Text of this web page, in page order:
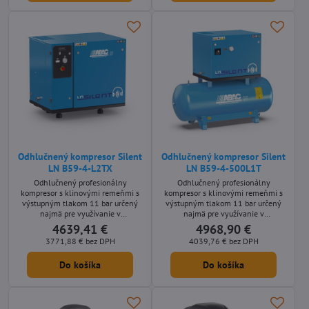
Odhlučnený kompresor Silent
LN B59-4-L2TX
Odhlučnený profesionálny
kompresor s klinovými remeňmi s
výstupným tlakom 11 bar určený
najmä pre využívanie v
remeselníckych aplikáciách s
nárokmi na nízku hlučnosť stroja.
Stacionárne olejom mazané
prevedení s príkonom motora 4 kW
a s prepínačom hviezda-trojuholník
4639,41 €
3771,88 € bez DPH
Do košíka
Odhlučnený kompresor Silent
LN B59-4-500L1T
Odhlučnený profesionálny
kompresor s klinovými remeňmi s
výstupným tlakom 11 bar určený
najmä pre využívanie v
remeselníckych aplikáciách s
nárokmi na nízku hlučnosť stroja.
Stacionárne olejom mazané
prevedení s príkonom motora 4 kW
so vzdušníkom o objeme 500 litrov.
4968,90 €
4039,76 € bez DPH
Do košíka